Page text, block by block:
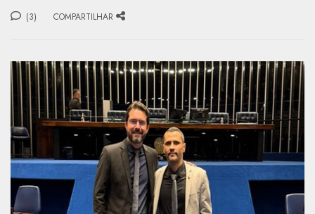
(3) COMPARTILHAR